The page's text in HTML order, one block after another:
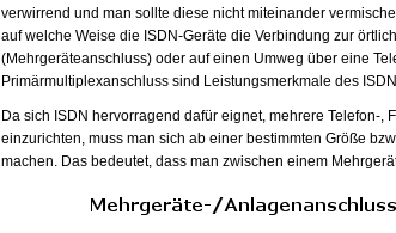
verwirrend und man sollte diese nicht miteinander
auf welche Weise die ISDN-Geräte die Verbindung zur
(Mehrgeräteanschluss) oder auf einen Umweg über eine
Primärmultiplexanschluss sind Leistungsmerkmale des
Da sich ISDN hervorragend dafür eignet, mehrere Telefon-
einzurichten, muss man sich ab einer bestimmten Größe
machen. Das bedeutet, dass man zwischen einem